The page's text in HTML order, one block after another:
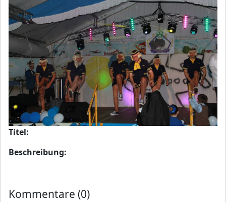
Titel:
Beschreibung:
Kommentare (0)